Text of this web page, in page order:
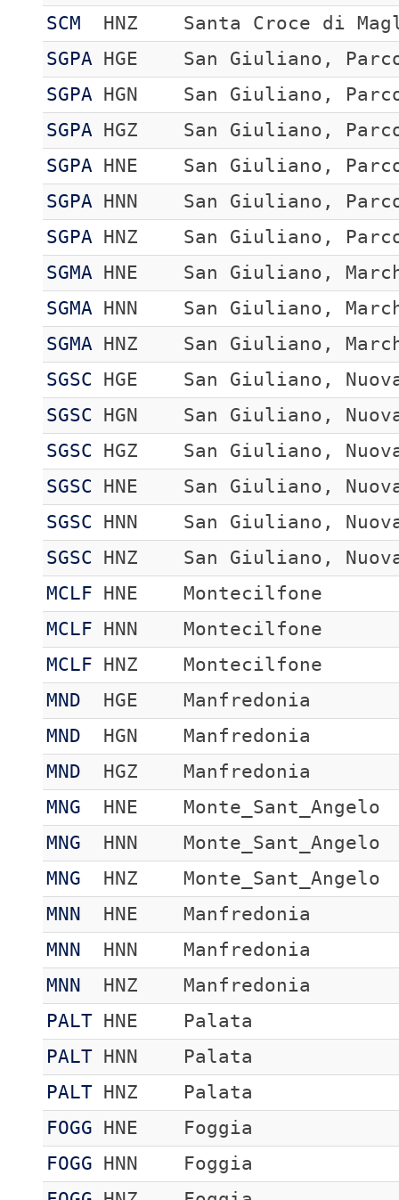
SCM
HNZ
Santa Croce di
SGPA
HGE
San Giuliano,
SGPA
HGN
San Giuliano,
SGPA
HGZ
San Giuliano,
SGPA
HNE
San Giuliano,
SGPA
HNN
San Giuliano,
SGPA
HNZ
San Giuliano,
SGMA
HNE
San Giuliano,
SGMA
HNN
San Giuliano,
SGMA
HNZ
San Giuliano,
SGSC
HGE
San Giuliano,
SGSC
HGN
San Giuliano,
SGSC
HGZ
San Giuliano,
SGSC
HNE
San Giuliano,
SGSC
HNN
San Giuliano,
SGSC
HNZ
San Giuliano,
MCLF
HNE
Montecilfone
MCLF
HNN
Montecilfone
MCLF
HNZ
Montecilfone
MND
HGE
Manfredonia
MND
HGN
Manfredonia
MND
HGZ
Manfredonia
MNG
HNE
Monte_Sant_Angelo
MNG
HNN
Monte_Sant_Angelo
MNG
HNZ
Monte_Sant_Angelo
MNN
HNE
Manfredonia
MNN
HNN
Manfredonia
MNN
HNZ
Manfredonia
PALT
HNE
Palata
PALT
HNN
Palata
PALT
HNZ
Palata
FOGG
HNE
Foggia
FOGG
HNN
Foggia